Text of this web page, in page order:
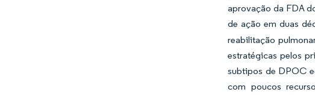
aprovação da FDA
de ação em duas
reabilitação
estratégicas pelos
subtipos de DPOC
com poucos